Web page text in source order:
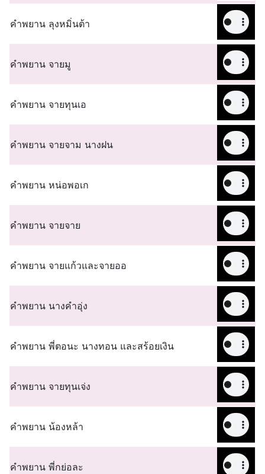
คำพยาน ลุงหมิ่นต้า
คำพยาน จายมู
คำพยาน จายทุนเอ
คำพยาน จายจาม นางฝน
คำพยาน หน่อพอเก
คำพยาน จายจาย
คำพยาน จายแก้วและจายออ
คำพยาน นางคำอุ่ง
คำพยาน พี่ตอนะ นางทอน และสร้อยเงิน
คำพยาน จายทุนเจ่ง
คำพยาน น้องหล้า
คำพยาน พี่กย่อละ